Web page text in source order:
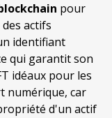
pour
actifs
identifiant
qui garantit son
idéaux pour les
numérique, car
d'un actif